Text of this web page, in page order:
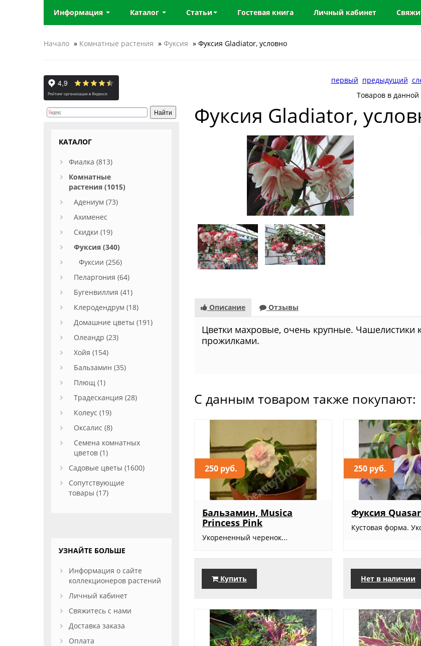
Информация Каталог Статьи Гостевая книга Личный кабинет
Начало » Комнатные растения » Фуксия » Фуксия Gladiator, условно
первый предыдущий
Товаров в данной
Фуксия Gladiator,
Описание Отзывы
Цветки махровые, очень крупные.
прожилками.
С данным товаром также покупают:
250 руб.
Бальзамин, Musica
Princess Pink
Укорененный черенок...
Купить
250 руб.
Фуксия Quasar
Кустовая форма.
Нет в наличии
КАТАЛОГ
Фиалка (813)
Комнатные
растения (1015)
Адениум (73)
Ахименес
Скидки (19)
Фуксия (340)
Фуксии (256)
Пеларгония (64)
Бугенвиллия (41)
Клеродендрум (18)
Домашние цветы (191)
Олеандр (23)
Хойя (154)
Бальзамин (35)
Плющ (1)
Традесканция (28)
Колеус (19)
Оксалис (8)
Семена комнатных
цветов (1)
Садовые цветы (1600)
Сопутствующие
товары (17)
УЗНАЙТЕ БОЛЬШЕ
Информация о сайте
коллекционеров растений
Личный кабинет
Свяжитесь с нами
Доставка заказа
Оплата